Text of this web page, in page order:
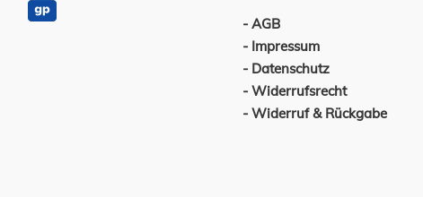
AGB
Impressum
Datenschutz
Widerrufsrecht
Widerruf & Rückgabe